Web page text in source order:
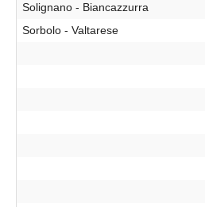
Solignano - Biancazzurra
Sorbolo - Valtarese